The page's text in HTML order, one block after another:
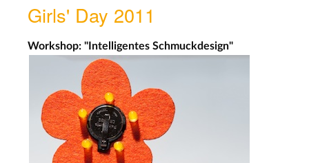
Girls' Day 2011
Workshop: "Intelligentes Schmuckdesign"